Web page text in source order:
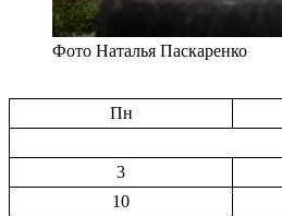
Фото Наталья Паскаренко
Пн
3
10